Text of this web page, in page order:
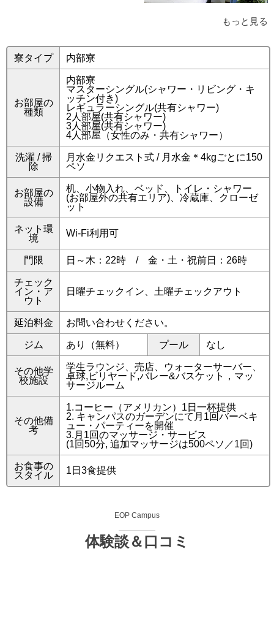
もっと見る
寮タイプ 内部寮
お部屋の
種類
内部寮
マスターシングル(シャワー・リビング・キ
ッチン付き)
レギュラーシングル(共有シャワー)
2人部屋(共有シャワー)
3人部屋(共有シャワー)
4人部屋（女性のみ・共有シャワー）
洗濯 / 掃
除
月水金リクエスト式 / 月水金＊4kgごとに150
ペソ
お部屋の
設備
机、小物入れ、ベッド、トイレ・シャワー
(お部屋外の共有エリア)、冷蔵庫、クローゼ
ット
ネット環
境
Wi-Fi利用可
門限 日～木：22時 / 金・土・祝前日：26時
チェック
イン・ア
ウト
日曜チェックイン、土曜チェックアウト
延泊料金 お問い合わせください。
ジム あり（無料） プール なし
その他学
校施設
学生ラウンジ、売店、ウォーターサーバー、
卓球,ビリヤード,バレー&バスケット，マッ
サージルーム
その他備
考
1.コーヒー（アメリカン）1日一杯提供
2. キャンパスのガーデンにて月1回バーベキ
ュー・パーティーを開催
3.月1回のマッサージ・サービス
(1回50分, 追加マッサージは500ペソ／1回)
お食事の
スタイル
1日3食提供
EOP Campus
体験談＆口コミ